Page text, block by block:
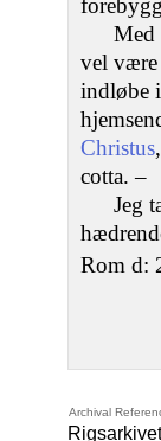
Med
vel være
indløbe
Christus
cotta. –
Jeg
Rom d:
Archival